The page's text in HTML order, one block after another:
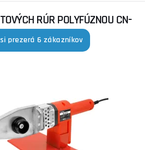
RÚR POLYFÚZNOU CN-
prezerá 6 zákazníkov